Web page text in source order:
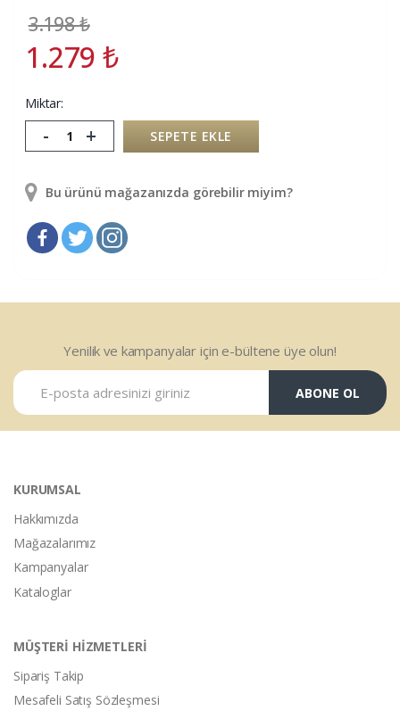
3.198₺
1.279₺
Miktar:
- + SEPETE EKLE
Bu ürünü mağazanızda görebilir miyim?
Yenilik ve kampanyalar için e-bültene üye olun!
ABONE OL
KURUMSAL
Hakkımızda
Mağazalarımız
Kampanyalar
Kataloglar
MÜŞTERİ HİZMETLERİ
Sipariş Takip
Mesafeli Satış Sözleşmesi